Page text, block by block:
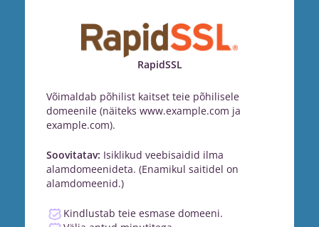
RapidSSL
Võimaldab põhilist kaitset teie põhilisele
domeenile (näiteks www.example.com ja
example.com).
Soovitatav: Isiklikud veebisaidid ilma
alamdomeenideta. (Enamikul saitidel on
alamdomeenid.)
Kindlustab teie esmase domeeni.